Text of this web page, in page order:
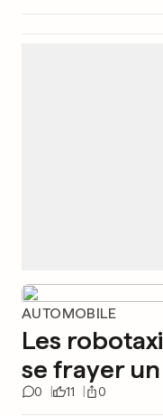
AUTOMOBILE
Les
se frayer
0 11 0